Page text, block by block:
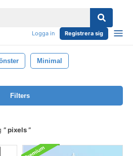
Logga in Registrera sig
Minimal
Filters
pixels